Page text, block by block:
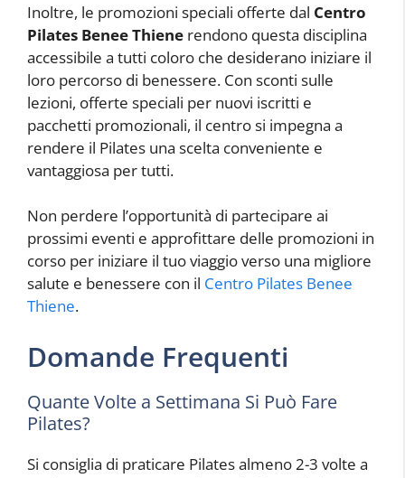
Inoltre, le promozioni speciali offerte dal Centro
Pilates Benee Thiene rendono questa disciplina
accessibile a tutti coloro che desiderano iniziare il
loro percorso di benessere. Con sconti sulle
lezioni, offerte speciali per nuovi iscritti e
pacchetti promozionali, il centro si impegna a
rendere il Pilates una scelta conveniente e
vantaggiosa per tutti.
Non perdere l’opportunità di partecipare ai
prossimi eventi e approfittare delle promozioni in
corso per iniziare il tuo viaggio verso una migliore
salute e benessere con il Centro Pilates Benee
Thiene.
Domande Frequenti
Quante Volte a Settimana Si Può Fare
Pilates?
Si consiglia di praticare Pilates almeno 2-3 volte a